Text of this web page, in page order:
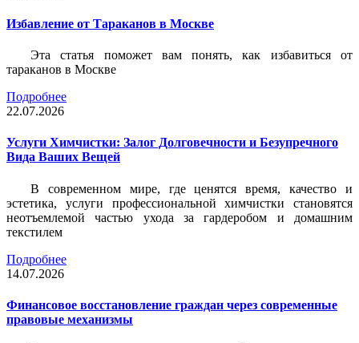
Избавление от Тараканов в Москве
Эта статья поможет вам понять, как избавиться от
тараканов в Москве
Подробнее
22.07.2026
Услуги Химчистки: Залог Долговечности и Безупречного
Вида Ваших Вещей
В современном мире, где ценятся время, качество и
эстетика, услуги профессиональной химчистки становятся
неотъемлемой частью ухода за гардеробом и домашним
текстилем
Подробнее
14.07.2026
Финансовое восстановление граждан через современные
правовые механизмы